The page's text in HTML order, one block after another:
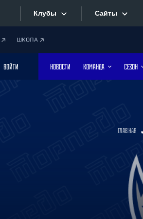
Клубы
Дивизион Боброва
Лада
Сайты
Фотобанк
ШКОЛА
ВОЙТИ НОВОСТИ КОМАНДА СЕЗОН
ГЛАВНАЯ